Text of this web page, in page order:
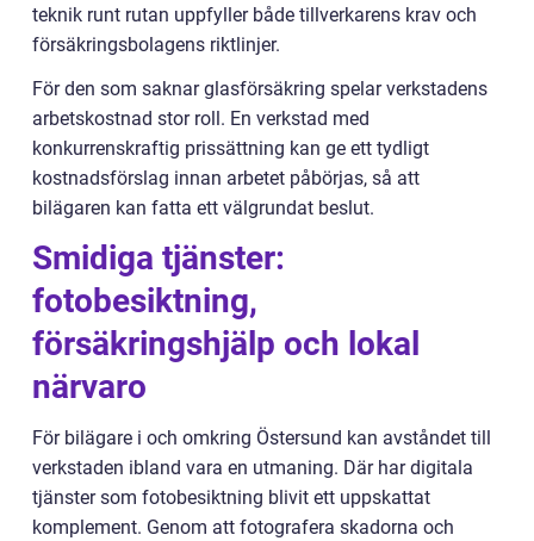
teknik runt rutan uppfyller både tillverkarens krav och
försäkringsbolagens riktlinjer.
För den som saknar glasförsäkring spelar verkstadens
arbetskostnad stor roll. En verkstad med
konkurrenskraftig prissättning kan ge ett tydligt
kostnadsförslag innan arbetet påbörjas, så att
bilägaren kan fatta ett välgrundat beslut.
Smidiga tjänster:
fotobesiktning,
försäkringshjälp och lokal
närvaro
För bilägare i och omkring Östersund kan avståndet till
verkstaden ibland vara en utmaning. Där har digitala
tjänster som fotobesiktning blivit ett uppskattat
komplement. Genom att fotografera skadorna och